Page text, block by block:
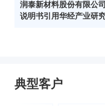
润泰新材料股份有限公
说明书引用华经产业研
典型客户